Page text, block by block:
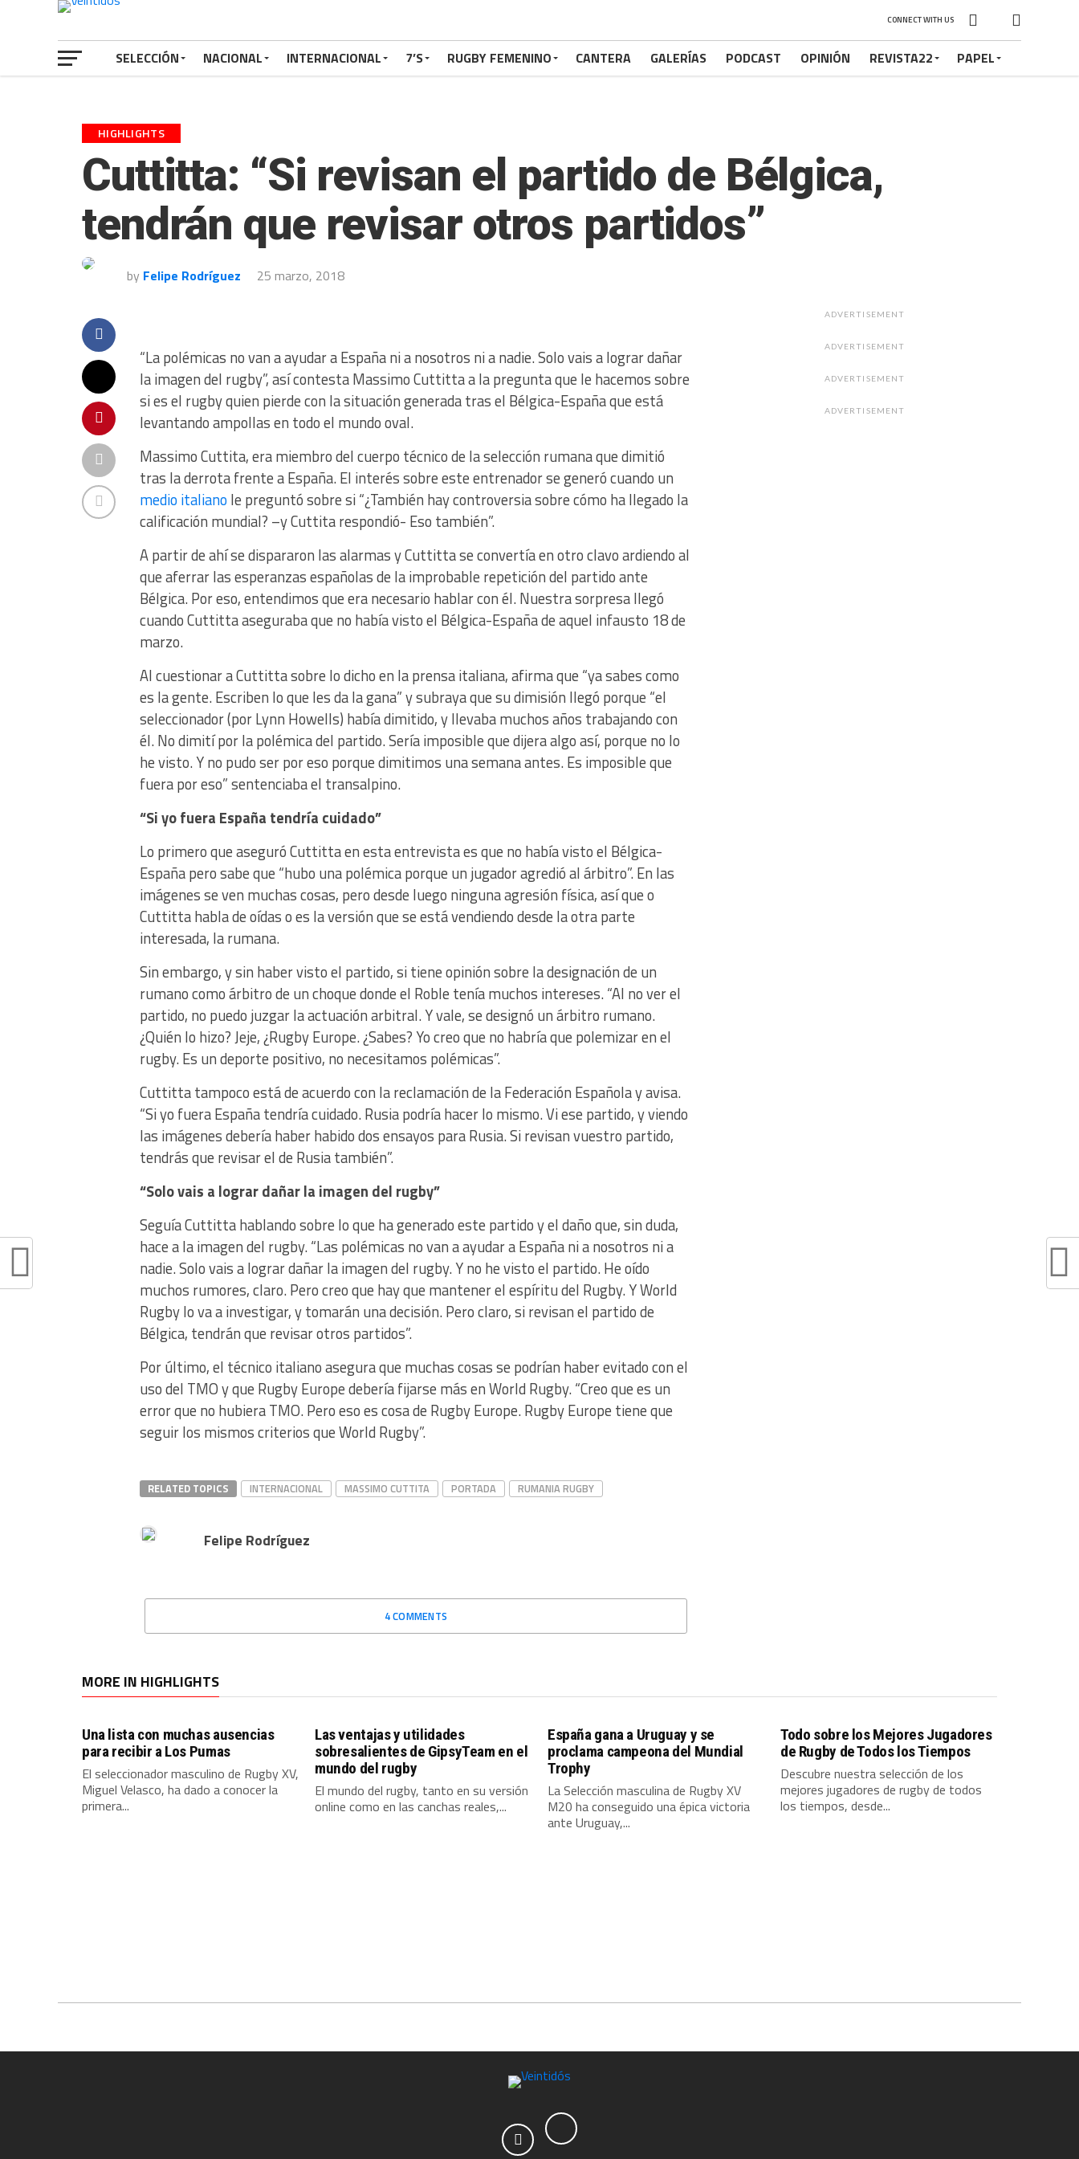
CONNECT WITH US
SELECCIÓN NACIONAL INTERNACIONAL 7’S RUGBY FEMENINO CANTERA GALERÍAS PODCAST OPINIÓN REVISTA22 PAPEL
HIGHLIGHTS
Cuttitta: “Si revisan el partido de Bélgica,
tendrán que revisar otros partidos”
by Felipe Rodríguez 25 marzo, 2018
“La polémicas no van a ayudar a España ni a nosotros ni a nadie. Solo vais a lograr dañar
la imagen del rugby”, así contesta Massimo Cuttitta a la pregunta que le hacemos sobre
si es el rugby quien pierde con la situación generada tras el Bélgica-España que está
levantando ampollas en todo el mundo oval.
Massimo Cuttita, era miembro del cuerpo técnico de la selección rumana que dimitió
tras la derrota frente a España. El interés sobre este entrenador se generó cuando un
medio italiano le preguntó sobre si “¿También hay controversia sobre cómo ha llegado la
calificación mundial? –y Cuttita respondió- Eso también”.
A partir de ahí se dispararon las alarmas y Cuttitta se convertía en otro clavo ardiendo al
que aferrar las esperanzas españolas de la improbable repetición del partido ante
Bélgica. Por eso, entendimos que era necesario hablar con él. Nuestra sorpresa llegó
cuando Cuttitta aseguraba que no había visto el Bélgica-España de aquel infausto 18 de
marzo.
Al cuestionar a Cuttitta sobre lo dicho en la prensa italiana, afirma que “ya sabes como
es la gente. Escriben lo que les da la gana” y subraya que su dimisión llegó porque “el
seleccionador (por Lynn Howells) había dimitido, y llevaba muchos años trabajando con
él. No dimití por la polémica del partido. Sería imposible que dijera algo así, porque no lo
he visto. Y no pudo ser por eso porque dimitimos una semana antes. Es imposible que
fuera por eso” sentenciaba el transalpino.
“Si yo fuera España tendría cuidado”
Lo primero que aseguró Cuttitta en esta entrevista es que no había visto el Bélgica-
España pero sabe que “hubo una polémica porque un jugador agredió al árbitro”. En las
imágenes se ven muchas cosas, pero desde luego ninguna agresión física, así que o
Cuttitta habla de oídas o es la versión que se está vendiendo desde la otra parte
interesada, la rumana.
Sin embargo, y sin haber visto el partido, si tiene opinión sobre la designación de un
rumano como árbitro de un choque donde el Roble tenía muchos intereses. “Al no ver el
partido, no puedo juzgar la actuación arbitral. Y vale, se designó un árbitro rumano.
¿Quién lo hizo? Jeje, ¿Rugby Europe. ¿Sabes? Yo creo que no habría que polemizar en el
rugby. Es un deporte positivo, no necesitamos polémicas”.
Cuttitta tampoco está de acuerdo con la reclamación de la Federación Española y avisa.
“Si yo fuera España tendría cuidado. Rusia podría hacer lo mismo. Vi ese partido, y viendo
las imágenes debería haber habido dos ensayos para Rusia. Si revisan vuestro partido,
tendrás que revisar el de Rusia también”.
“Solo vais a lograr dañar la imagen del rugby”
Seguía Cuttitta hablando sobre lo que ha generado este partido y el daño que, sin duda,
hace a la imagen del rugby. “Las polémicas no van a ayudar a España ni a nosotros ni a
nadie. Solo vais a lograr dañar la imagen del rugby. Y no he visto el partido. He oído
muchos rumores, claro. Pero creo que hay que mantener el espíritu del Rugby. Y World
Rugby lo va a investigar, y tomarán una decisión. Pero claro, si revisan el partido de
Bélgica, tendrán que revisar otros partidos”.
Por último, el técnico italiano asegura que muchas cosas se podrían haber evitado con el
uso del TMO y que Rugby Europe debería fijarse más en World Rugby. “Creo que es un
error que no hubiera TMO. Pero eso es cosa de Rugby Europe. Rugby Europe tiene que
seguir los mismos criterios que World Rugby”.
RELATED TOPICS INTERNACIONAL MASSIMO CUTTITA PORTADA RUMANIA RUGBY
Felipe Rodríguez
4 COMMENTS
ADVERTISEMENT
ADVERTISEMENT
ADVERTISEMENT
ADVERTISEMENT
MORE IN HIGHLIGHTS
Una lista con muchas ausencias
para recibir a Los Pumas
El seleccionador masculino de Rugby XV,
Miguel Velasco, ha dado a conocer la
primera...
Las ventajas y utilidades
sobresalientes de GipsyTeam en el
mundo del rugby
El mundo del rugby, tanto en su versión
online como en las canchas reales,...
España gana a Uruguay y se
proclama campeona del Mundial
Trophy
La Selección masculina de Rugby XV
M20 ha conseguido una épica victoria
ante Uruguay,...
Todo sobre los Mejores Jugadores
de Rugby de Todos los Tiempos
Descubre nuestra selección de los
mejores jugadores de rugby de todos
los tiempos, desde...